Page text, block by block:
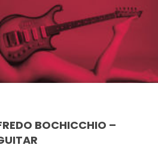
BOCHICCHIO –